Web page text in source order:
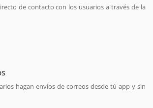
de contacto con los usuarios a través de la
hagan envíos de correos desde tú app y sin